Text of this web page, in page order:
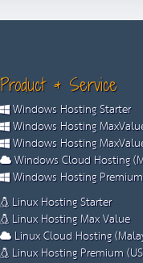
Product & Service
Windows Hosting Starter
Windows Hosting
Windows Hosting
Windows Cloud Hosting
Windows Hosting
Linux Hosting Starter
Linux Hosting Max Value
Linux Cloud Hosting
Linux Hosting Premium